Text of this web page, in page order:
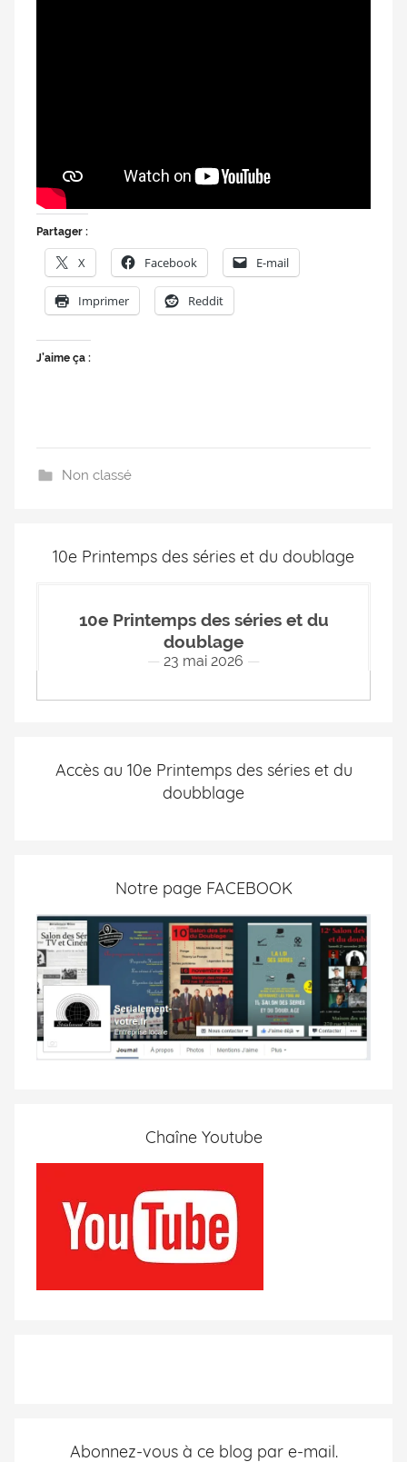
Partager :
X Facebook E-mail
Imprimer Reddit
J’aime ça :
Non classé
10e Printemps des séries et du doublage
10e Printemps des séries et du
doublage
23 mai 2026
Accès au 10e Printemps des séries et du
doubblage
Notre page FACEBOOK
Chaîne Youtube
Abonnez-vous à ce blog par e-mail.